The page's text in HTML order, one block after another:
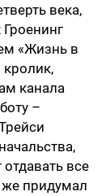
века,
«Жизнь в
канала
–
отдавать все
же придумал